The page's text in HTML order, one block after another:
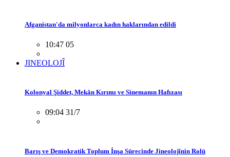
Afganistan'da milyonlarca kadın haklarından edildi
10:47 05
JINEOLOJÎ
Kolonyal Şiddet, Mekân Kırımı ve Sinemanın Hafızası
09:04 31/7
Barış ve Demokratik Toplum İnşa Sürecinde Jineolojînin Rolü